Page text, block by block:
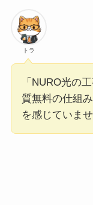
トラ
「NURO光の
質無料の仕組
を感じていま